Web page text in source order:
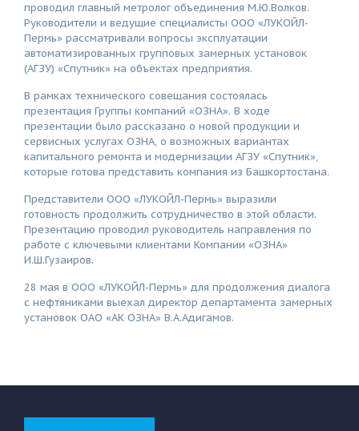
проводил главный метролог объединения М.Ю.Волков.
Руководители и ведущие специалисты ООО «ЛУКОЙЛ-
Пермь» рассматривали вопросы эксплуатации
автоматизированных групповых замерных установок
(АГЗУ) «Спутник» на объектах предприятия.
В рамках технического совещания состоялась
презентация Группы компаний «ОЗНА». В ходе
презентации было рассказано о новой продукции и
сервисных услугах ОЗНА, о возможных вариантах
капитального ремонта и модернизации АГЗУ «Спутник»,
которые готова представить компания из Башкортостана.
Представители ООО «ЛУКОЙЛ-Пермь» выразили
готовность продолжить сотрудничество в этой области.
Презентацию проводил руководитель направления по
работе с ключевыми клиентами Компании «ОЗНА»
И.Ш.Гузаиров.
28 мая в ООО «ЛУКОЙЛ-Пермь» для продолжения диалога
с нефтяниками выехал директор департамента замерных
установок ОАО «АК ОЗНА» В.А.Адигамов.